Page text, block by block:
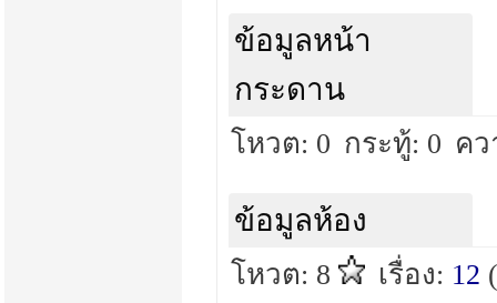
ข้อมูลหน้า
กระดาน
โหวต: 0 กระทู้: 0 ค
ข้อมูลห้อง
โหวต: 8 เรื่อง: 12